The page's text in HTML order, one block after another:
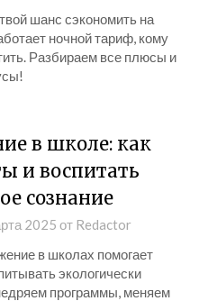
шанс сэкономить на
ночной тариф, кому
Разбираем все плюсы и
в школе: как
и воспитать
сознание
2025 от Redactor
в школах помогает
экологически
программы, меняем